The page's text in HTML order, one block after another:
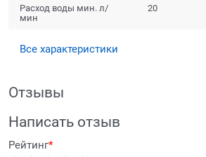
Расход воды мин. л/
мин
20
Все характеристики
Отзывы
Написать отзыв
Рейтинг